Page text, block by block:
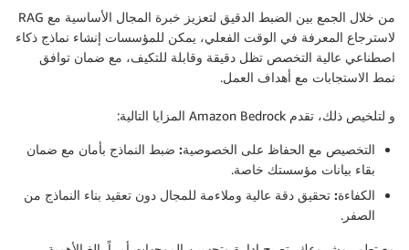
من خلال الجمع بين الضبط الدقيق لتعزيز خبرة المجال الأساسية مع RAG
لاسترجاع المعرفة في الوقت الفعلي، يمكن للمؤسسات إنشاء نماذج ذكاء
اصطناعي عالية التخصص تظل دقيقة وقابلة للتكيف، مع ضمان توافق
نمط الاستجابات مع أهداف العمل.
و لتلخيص ذلك، تقدم Amazon Bedrock المزايا التالية:
التخصيص مع الحفاظ على الخصوصية: ضبط النماذج بأمان مع ضمان
بقاء بيانات مؤسستك خاصة.
الكفاءة: تحقيق دقة عالية وملاءمة للمجال دون تعقيد بناء النماذج من
الصفر.